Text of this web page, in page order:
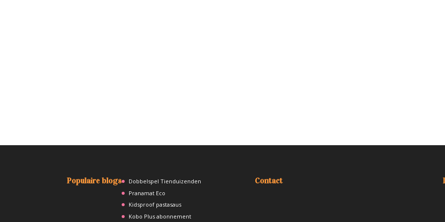
Populaire blogs
Dobbelspel Tienduizenden
Pranamat Eco
Kidsproof pastasaus
Kobo Plus abonnement
Contact